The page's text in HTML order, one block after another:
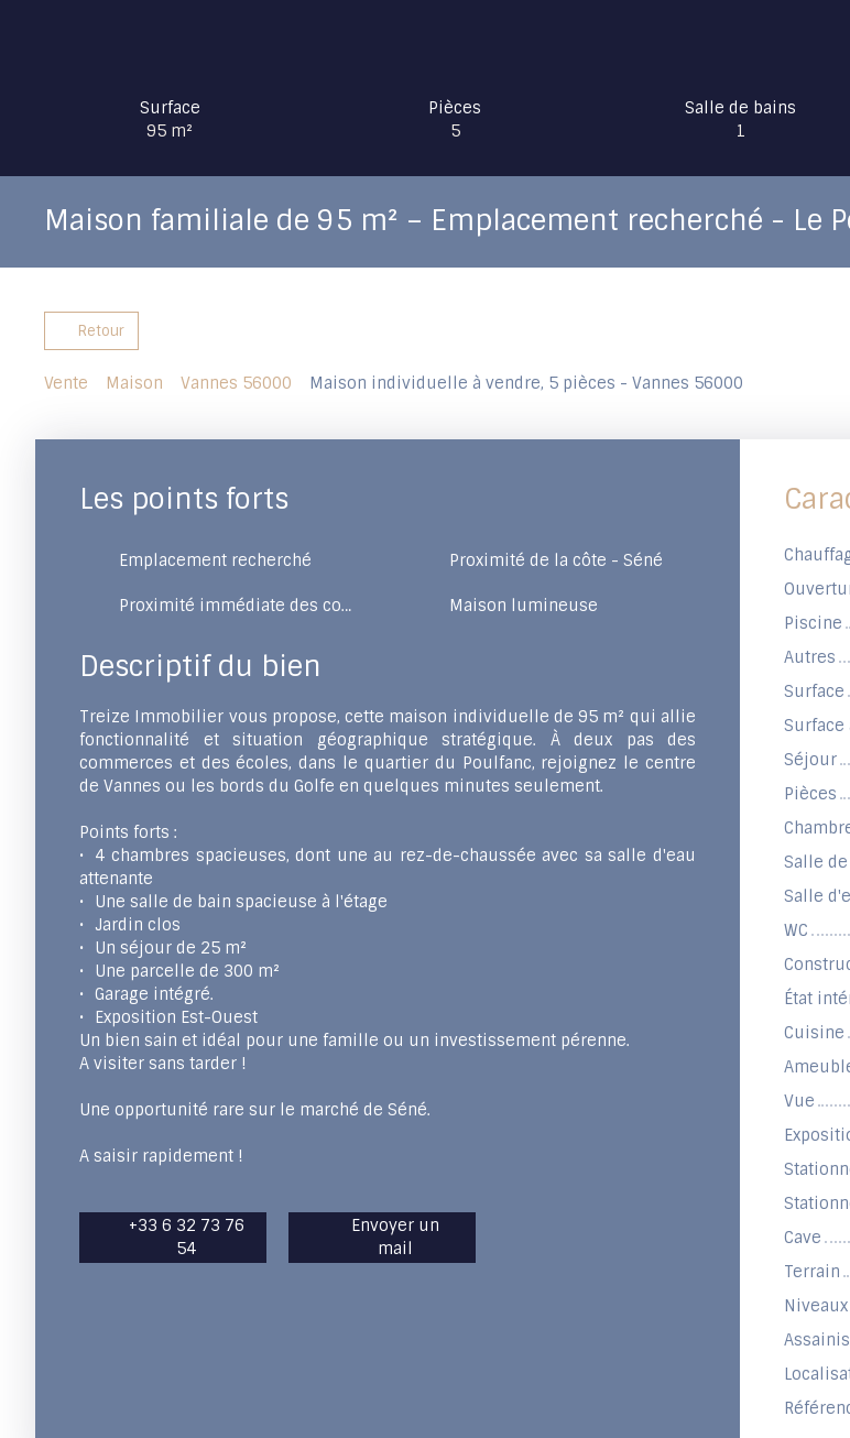
Surface
95 m²
Pièces
5
Salle de bains
1
Maison familiale de 95 m² – Emplacement recherché - Le
Retour
Vente Maison Vannes 56000 Maison individuelle à vendre, 5 pièces - Vannes 56000
Les points forts
Emplacement recherché Proximité de la côte - Séné
Proximité immédiate des commodités Maison lumineuse
Descriptif du bien
Treize Immobilier vous propose, cette maison individuelle de 95 m² qui allie
fonctionnalité et situation géographique stratégique. À deux pas des
commerces et des écoles, dans le quartier du Poulfanc, rejoignez le centre
de Vannes ou les bords du Golfe en quelques minutes seulement.
Points forts :
4 chambres spacieuses, dont une au rez-de-chaussée avec sa salle d'eau
attenante
Une salle de bain spacieuse à l'étage
Jardin clos
Un séjour de 25 m²
Une parcelle de 300 m²
Garage intégré.
Exposition Est-Ouest
Un bien sain et idéal pour une famille ou un investissement pérenne.
A visiter sans tarder !
Une opportunité rare sur le marché de Séné.
A saisir rapidement !
+33 6 32 73 76
54
Envoyer un
mail
Piscine
Autres
Surface
Surface
Séjour
Pièces
Salle
Salle
WC
État
Cuisine
Vue
Cave
Terrain